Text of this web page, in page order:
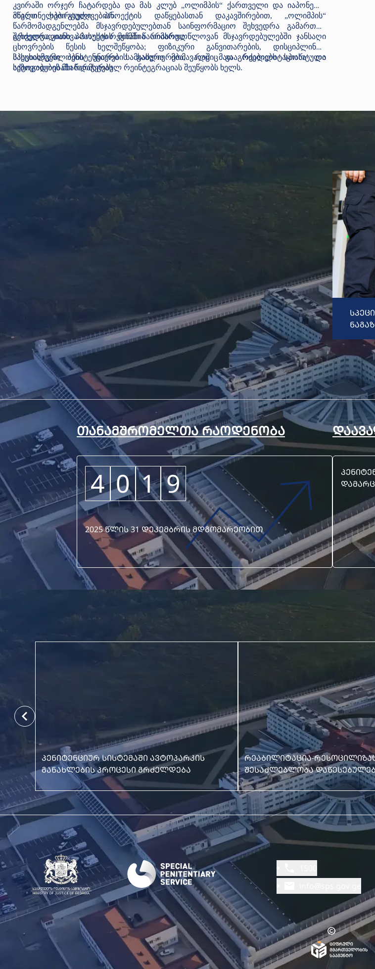
კვირაში ორჯერ ჩატარდება და მას კლუბ „ოლიმპის“ ქართველი და იაპონელი
მწვრთნელები გაუძღვებიან.
ახალი სპორტული პროექტის დაწყებასთან დაკავშირებით, „ოლიმპის“
წარმომადგენლებმა მსჯავრდებულებთან საინფორმაციო შეხვედრა გამართეს.
შეხვედრა კითხვა-პასუხის რეჟიმში წარიმართა.
გრძელვადიანი პროექტის მიზანია არასრულწლოვან მსჯავრდებულებში ჯანსაღი
ცხოვრების წესის ხელშეწყობა; ფიზიკური განვითარების, დისციპლინის,
პასუხისმგებლობის უნარების გაძლიერება, რაც მათ რეაბილიტაციასა და
საზოგადოებაში წარმატებულ რეინტეგრაციას შეუწყობს ხელს.
სპეციალური პენიტენციური სამსახური მომავალშიც გააგრძელებს სპორტული
აქტივობების მხარდაჭერას
ᲡᲞᲔᲪᲘᲐᲚᲣᲠ
ᲗᲐᲜᲐᲛᲨᲠᲝᲛᲔᲚᲗᲐ ᲠᲐᲝᲓᲔᲜᲝᲑᲐ
4 0 1 9
2025 ᲬᲚᲘᲡ 31 ᲓᲔᲙᲔᲛᲑᲠᲘᲡ ᲛᲓᲒᲝᲛᲐᲠᲔᲝᲑᲘᲗ
პენიტენციურ სისტემაში ავტოპარკის
განახლების პროცესი გრძელდება
რეაბილიტაცია-
შესაძლებლობა დაწესებულებაში და
დაწესბულების დატოვების